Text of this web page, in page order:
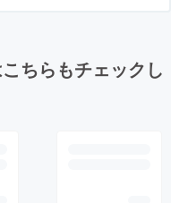
ちらもチェックし